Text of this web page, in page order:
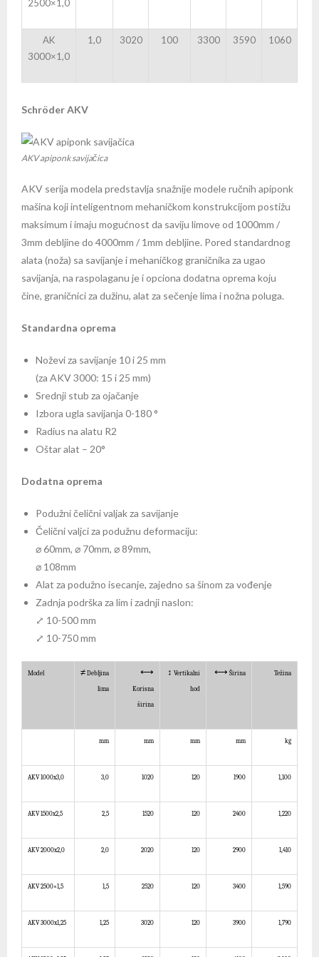
2500×1,0
AK
3000×1,0
1,0 3020 100 3300 3590 1060
Schröder AKV
AKV apiponk savijačica
AKV serija modela predstavlja snažnije modele ručnih apiponk
mašina koji inteligentnom mehaničkom konstrukcijom postižu
maksimum i imaju mogućnost da saviju limove od 1000mm /
3mm debljine do 4000mm / 1mm debljine. Pored standardnog
alata (noža) sa savijanje i mehaničkog graničnika za ugao
savijanja, na raspolaganu je i opciona dodatna oprema koju
čine, graničnici za dužinu, alat za sečenje lima i nožna poluga.
Standardna oprema
Noževi za savijanje 10 i 25 mm
(za AKV 3000: 15 i 25 mm)
Srednji stub za ojačanje
Izbora ugla savijanja 0-180 °
Radius na alatu R2
Oštar alat – 20°
Dodatna oprema
Podužni čelični valjak za savijanje
Čelični valjci za podužnu deformaciju:
⌀ 60mm, ⌀ 70mm, ⌀ 89mm,
⌀ 108mm
Alat za podužno isecanje, zajedno sa šinom za vođenje
Zadnja podrška za lim i zadnji naslon:
⤢ 10-500 mm
⤢ 10-750 mm
Model ≠Debljina
lima
⟷
Korisna
širina
↕Vertikalni
hod
⟷Širina Težina
mm mm mm mm kg
AKV1000x3,0 3,0 1020 120 1900 1,100
AKV1500x2,5 2,5 1520 120 2400 1,220
AKV2000x2,0 2,0 2020 120 2900 1,410
AKV 2500×1,5 1,5 2520 120 3400 1,590
AKV 3000x1,25 1,25 3020 120 3900 1,790